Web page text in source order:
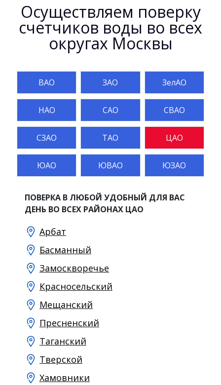
Осуществляем поверку
счетчиков воды во всех
округах Москвы
ВАО ЗАО ЗелАО
НАО САО СВАО
СЗАО ТАО ЦАО
ЮАО ЮВАО ЮЗАО
ПОВЕРКА В ЛЮБОЙ УДОБНЫЙ ДЛЯ ВАС
ДЕНЬ ВО ВСЕХ РАЙОНАХ ЦАО
Арбат
Басманный
Замоскворечье
Красносельский
Мещанский
Пресненский
Таганский
Тверской
Хамовники